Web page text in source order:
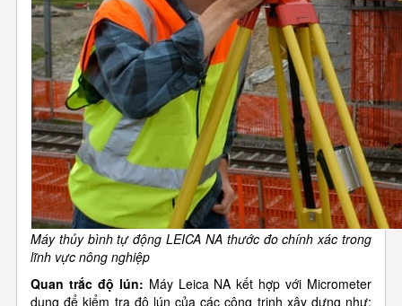
Máy thủy bình tự động LEICA NA thước đo chính xác trong
lĩnh vực nông nghiệp
Quan trắc độ lún: Máy Leica NA kết hợp với Micrometer
dung để kiểm tra độ lún của các công trịnh xây dựng như: